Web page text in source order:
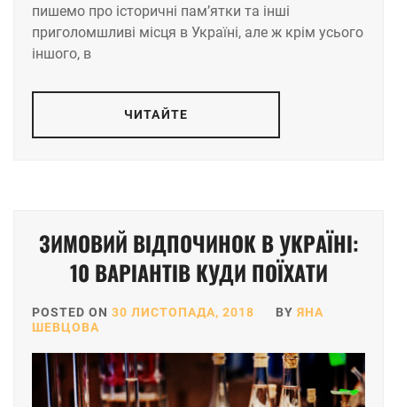
пишемо про історичні пам’ятки та інші
приголомшливі місця в Україні, але ж крім усього
іншого, в
ЧИТАЙТЕ
ЗИМОВИЙ ВІДПОЧИНОК В УКРАЇНІ:
10 ВАРІАНТІВ КУДИ ПОЇХАТИ
POSTED ON 30 ЛИСТОПАДА, 2018 BY ЯНА
ШЕВЦОВА